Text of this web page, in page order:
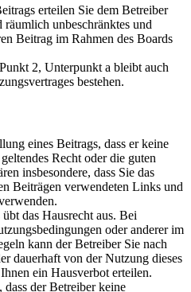
erteilen Sie dem Betreiber
unbeschränktes und
Beitrag im Rahmen des Boards
2, Unterpunkt a bleibt auch
bestehen.
eines Beitrags, dass er keine
Recht oder die guten
insbesondere, dass Sie das
Beiträgen verwendeten Links und
das Hausrecht aus. Bei
oder anderer im
kann der Betreiber Sie nach
dauerhaft von der Nutzung dieses
ein Hausverbot erteilen.
der Betreiber keine